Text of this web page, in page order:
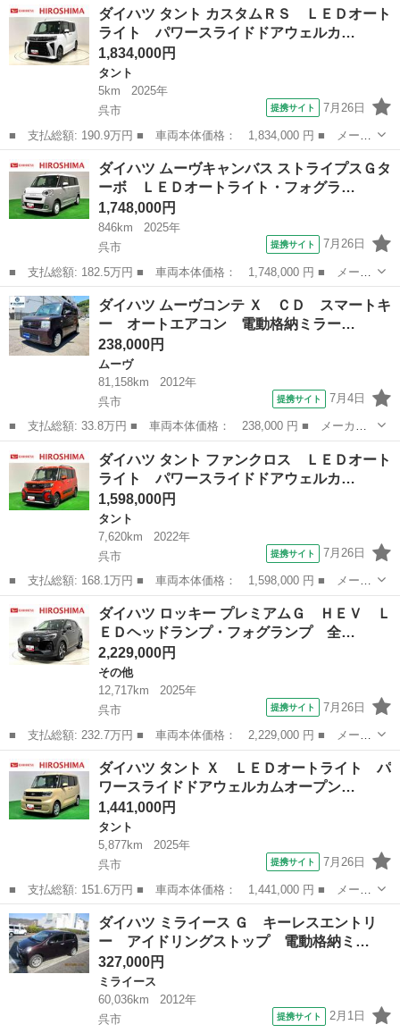
名： ストライプスＧターボ ＬＥＤオートライト・フォグランプ
電動パーキン...
広島 呉市 ダイハツ
ダイハツ タント カスタムＲＳ ＬＥＤオート
ライト パワースライドドアウェルカ…
1,834,000円
タント
5km
2025年
呉市
提携サイト 7月26日
■ 支払総額: 190.9万円 ■ 車両本体価格： 1,834,000 円 ■ メーカ
ー名： ダイハツ ■ 車種名： タント ■ グレード名： カスタム
ＲＳ ＬＥＤオートライト パワースライドドアウェルカムオープン
機能 電...
広島 呉市 タント
ダイハツ ムーヴキャンバス ストライプスＧタ
ーボ ＬＥＤオートライト・フォグラ…
1,748,000円
846km
2025年
呉市
提携サイト 7月26日
■ 支払総額: 182.5万円 ■ 車両本体価格： 1,748,000 円 ■ メーカ
ー名： ダイハツ ■ 車種名： ムーヴキャンバス ■ グレード
名： ストライプスＧターボ ＬＥＤオートライト・フォグランプ
電動パーキン...
広島 呉市 ダイハツ
ダイハツ ムーヴコンテ Ｘ ＣＤ スマートキ
ー オートエアコン 電動格納ミラー…
238,000円
ムーヴ
81,158km
2012年
呉市
提携サイト 7月4日
■ 支払総額: 33.8万円 ■ 車両本体価格： 238,000 円 ■ メーカー
名： ダイハツ ■ 車種名： ムーヴコンテ ■ グレード名： Ｘ
ＣＤ スマートキー オートエアコン 電動格納ミラー アイドリン
グストップ ...
広島 呉市 ムーヴ
ダイハツ タント ファンクロス ＬＥＤオート
ライト パワースライドドアウェルカ…
1,598,000円
タント
7,620km
2022年
呉市
提携サイト 7月26日
■ 支払総額: 168.1万円 ■ 車両本体価格： 1,598,000 円 ■ メーカ
ー名： ダイハツ ■ 車種名： タント ■ グレード名： ファンク
ロス ＬＥＤオートライト パワースライドドアウェルカムオープン
機能 ...
広島 呉市 タント
ダイハツ ロッキー プレミアムＧ ＨＥＶ Ｌ
ＥＤヘッドランプ・フォグランプ 全…
2,229,000円
その他
12,717km
2025年
呉市
提携サイト 7月26日
■ 支払総額: 232.7万円 ■ 車両本体価格： 2,229,000 円 ■ メーカ
ー名： ダイハツ ■ 車種名： ロッキー ■ グレード名： プレミ
アムＧ ＨＥＶ ＬＥＤヘッドランプ・フォグランプ 全車速追従機
能付アダ...
広島 呉市 その他
ダイハツ タント Ｘ ＬＥＤオートライト パ
ワースライドドアウェルカムオープン…
1,441,000円
タント
5,877km
2025年
呉市
提携サイト 7月26日
■ 支払総額: 151.6万円 ■ 車両本体価格： 1,441,000 円 ■ メーカ
ー名： ダイハツ ■ 車種名： タント ■ グレード名： Ｘ ＬＥ
Ｄオートライト パワースライドドアウェルカムオープン機能 運転
席ロング...
広島 呉市 タント
ダイハツ ミライース Ｇ キーレスエントリ
ー アイドリングストップ 電動格納ミ…
327,000円
ミライース
60,036km
2012年
呉市
提携サイト 2月1日